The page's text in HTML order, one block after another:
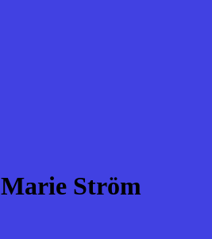
Marie Ström